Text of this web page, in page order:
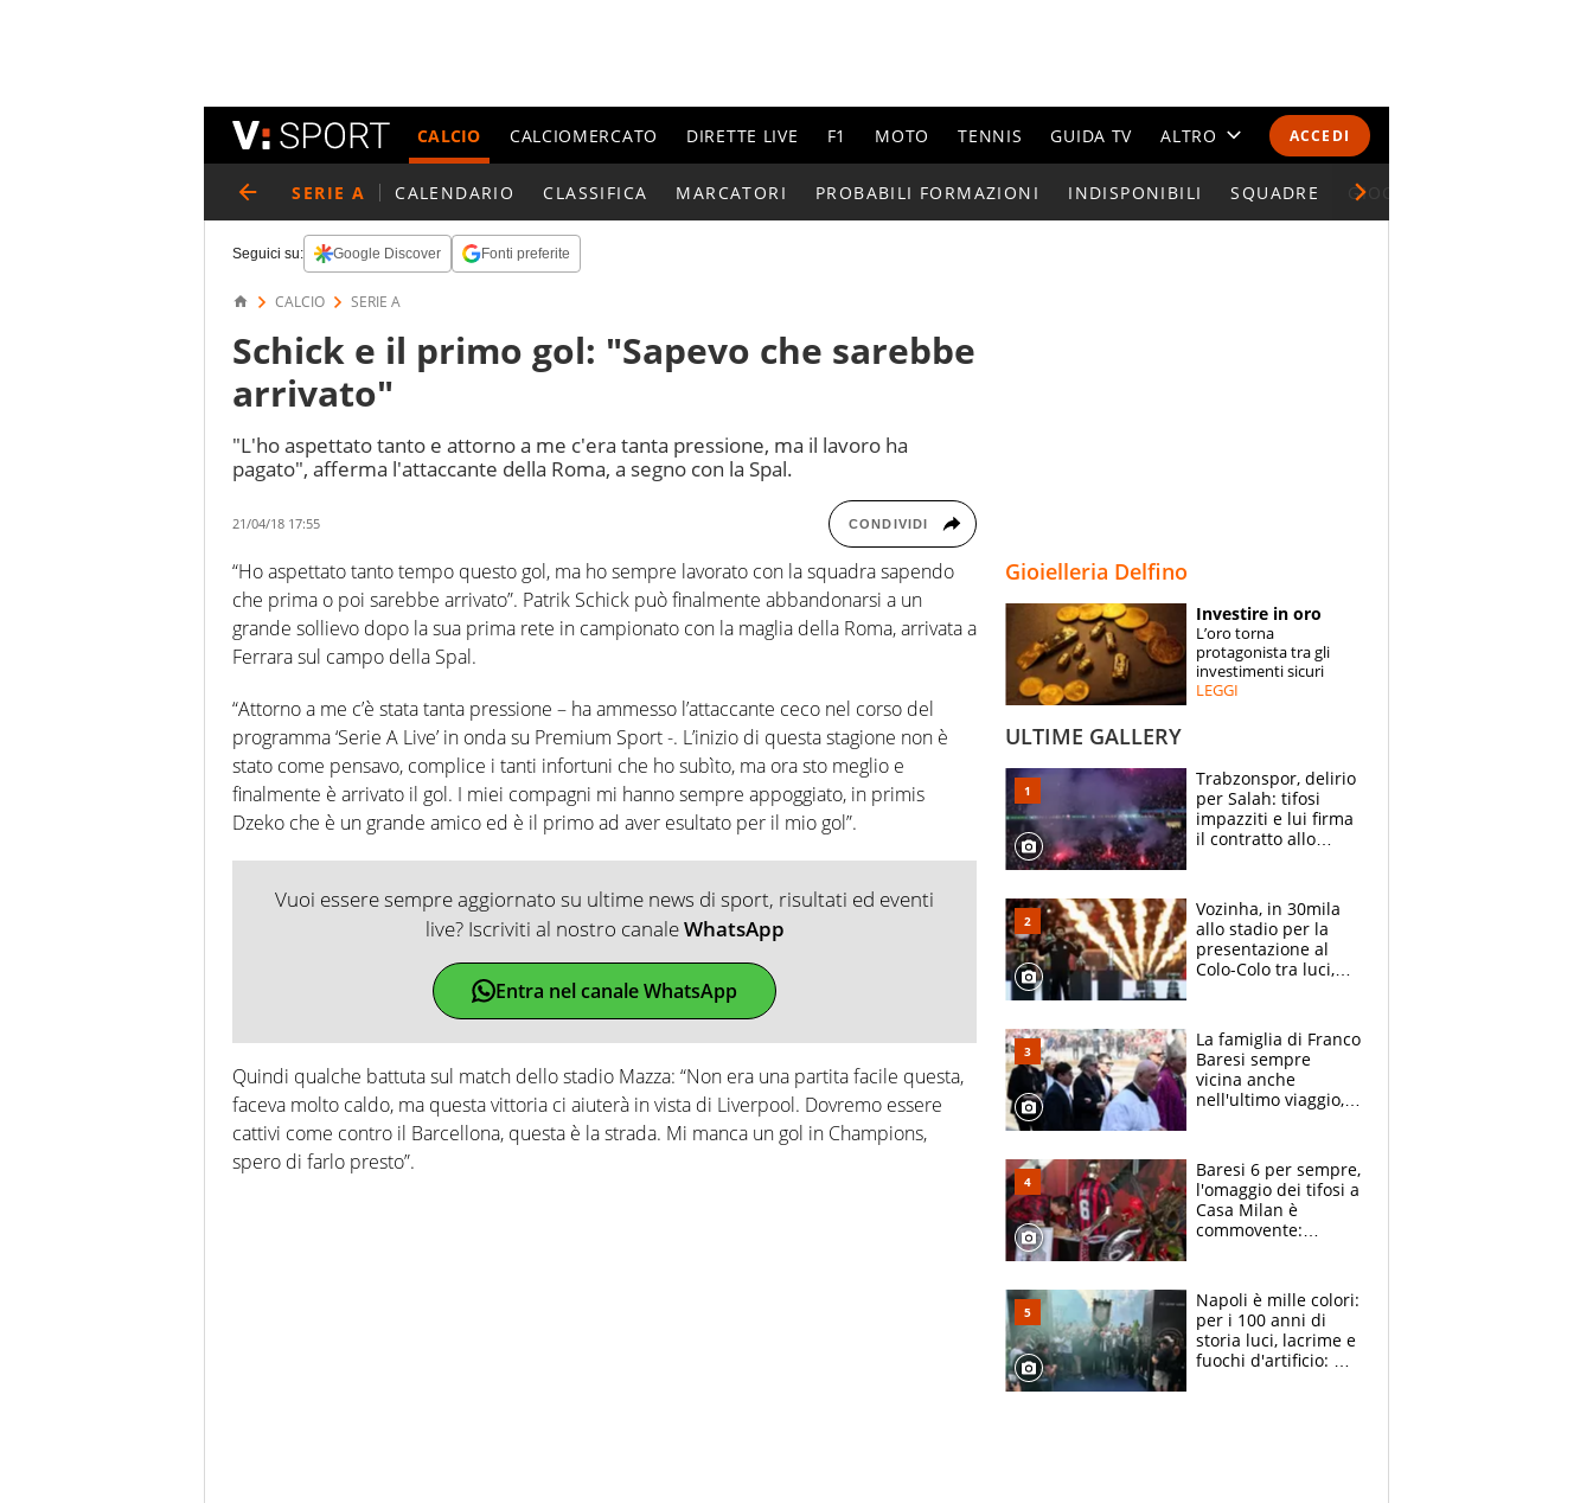
ACCEDI
CALCIO CALCIOMERCATO DIRETTE LIVE F1 MOTO TENNIS GUIDA TV ALTRO
CALENDARI E CLASSIFICHE
ESPERTI
CONTATTI
SERIE A CALENDARIO CLASSIFICA MARCATORI PROBABILI FORMAZIONI INDISPONIBILI SQUADRE GIOCATORI SERIE A
Seguici su: Google Discover Fonti preferite
CALCIO SERIE A
Schick e il primo gol: "Sapevo che sarebbe
arrivato"
"L'ho aspettato tanto e attorno a me c'era tanta pressione, ma il lavoro ha
pagato", afferma l'attaccante della Roma, a segno con la Spal.
21/04/18 17:55 CONDIVIDI
“Ho aspettato tanto tempo questo gol, ma ho sempre lavorato con la squadra sapendo
che prima o poi sarebbe arrivato”. Patrik Schick può finalmente abbandonarsi a un
grande sollievo dopo la sua prima rete in campionato con la maglia della Roma, arrivata a
Ferrara sul campo della Spal.
“Attorno a me c’è stata tanta pressione – ha ammesso l’attaccante ceco nel corso del
programma ‘Serie A Live’ in onda su Premium Sport -. L’inizio di questa stagione non è
stato come pensavo, complice i tanti infortuni che ho subìto, ma ora sto meglio e
finalmente è arrivato il gol. I miei compagni mi hanno sempre appoggiato, in primis
Dzeko che è un grande amico ed è il primo ad aver esultato per il mio gol”.
Vuoi essere sempre aggiornato su ultime news di sport, risultati ed eventi
live? Iscriviti al nostro canaleWhatsApp
Entra nel canale WhatsApp
Quindi qualche battuta sul match dello stadio Mazza: “Non era una partita facile questa,
faceva molto caldo, ma questa vittoria ci aiuterà in vista di Liverpool. Dovremo essere
cattivi come contro il Barcellona, questa è la strada. Mi manca un gol in Champions,
spero di farlo presto”.
Gioielleria Delfino
Investire in oro
L’oro torna
protagonista tra gli
investimenti sicuri
LEGGI
ULTIME GALLERY
Trabzonspor, delirio
per Salah: tifosi
impazziti e lui firma
il contratto allo
Vozinha, in 30mila
allo stadio per la
presentazione al
Colo-Colo tra luci,
La famiglia di Franco
Baresi sempre
vicina anche
nell'ultimo viaggio,
circondati
dall'affetto dei tifosi
Baresi 6 per sempre,
l'omaggio dei tifosi a
Casa Milan è
commovente:
bigliettini
Napoli è mille colori:
per i 100 anni di
storia luci, lacrime e
fuochi d'artificio: De